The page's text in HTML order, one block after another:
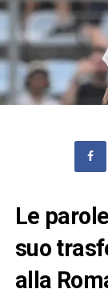
Le
suo
alla